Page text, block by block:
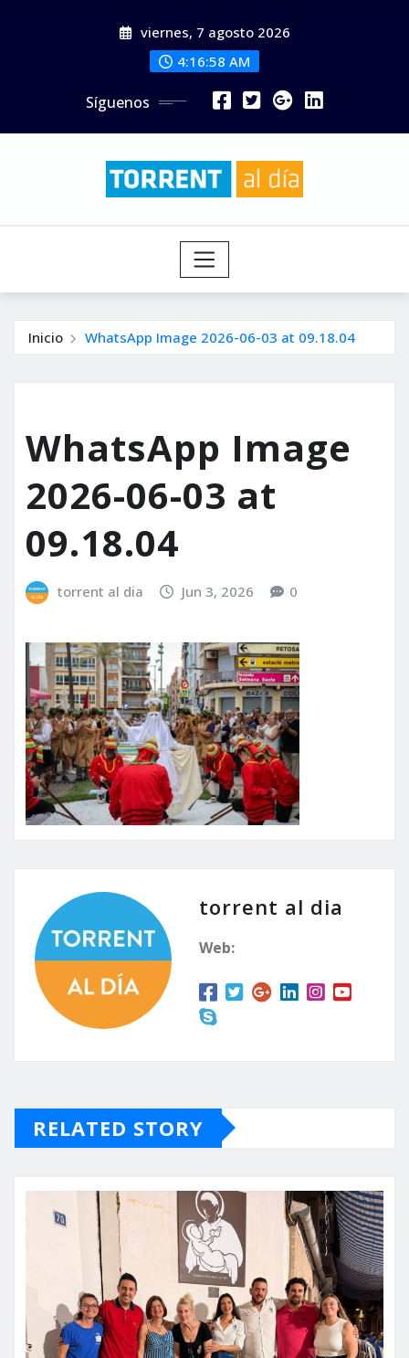
viernes, 7 agosto 2026
4:16:59 AM
Síguenos
Inicio WhatsApp Image 2026-06-03 at 09.18.04
WhatsApp Image
2026-06-03 at
09.18.04
torrent al dia Jun 3, 2026 0
torrent al dia
Web:
RELATED STORY